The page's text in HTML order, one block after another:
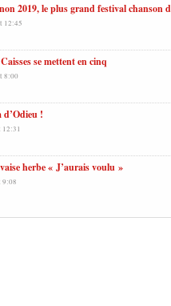
2019, le plus grand festival chanson
12:45
se mettent en cinq
8:00
!
12:31
herbe « J’aurais voulu »
9:08